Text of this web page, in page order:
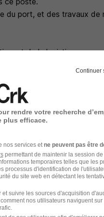
du port, et des travaux de
et de la logistique,
intégrer une entreprise
au coeur de nos valeurs.
passionnée, et
l'effcacité des opérations
est fait pour vous.
Continuer
rendre votre recherche
plus efficace.
nos services et ne peuvent pas être
permettant de maintenir la session
temporaires telles que les
processus d'identification de
du site web en détectant les
suivre les sources d'acquisition
nos utilisateurs naviguent sur